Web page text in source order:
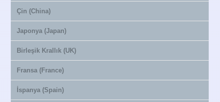
Çin (China)
Japonya (Japan)
Birleşik Krallık (UK)
Fransa (France)
İspanya (Spain)